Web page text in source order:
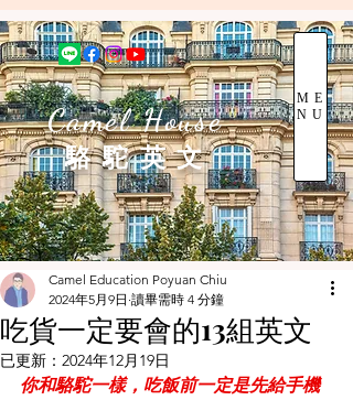
Camel House
駱 駝 英 文
ME
NU
吃貨一定要會的13組英文
Camel Education Poyuan Chiu
2024年5月9日 讀畢需時 4 分鐘
已更新： 2024年12月19日
你和駱駝一樣，吃飯前一定是先給手機